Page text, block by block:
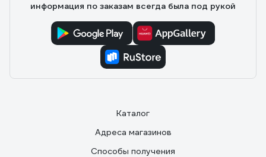
информация по заказам всегда была под рукой
Каталог
Адреса магазинов
Способы получения